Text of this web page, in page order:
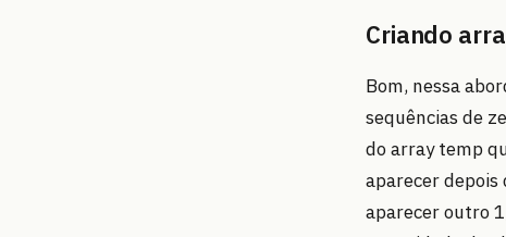
Criando
Bom, nessa
sequências de
do array temp
aparecer depois
aparecer outro